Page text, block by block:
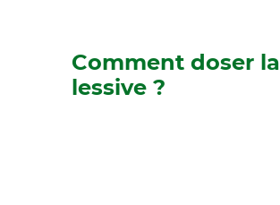
Comment doser la
lessive ?